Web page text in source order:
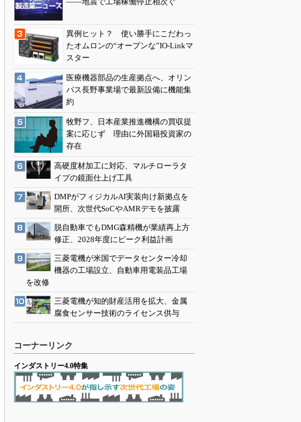
異例ヒット？ 使い勝手にこだわっ
たオムロンの“オープンな”IO-Linkマ
スター
医療機器部品の生産拠点へ、オリン
パス長野事業場で最新設備に機能集
約
牧野フ、日本産業推進機構の買収提
案に応じず 理由に外国籍投資家の
存在
高硬度材加工に対応、マルチローラタ
イプの鏡面仕上げ工具
DMPがフィジカルAI実装向け新拠点を
開所、次世代SoCやAMRデモを披露
脱自動車でもDMG森精機が業績再上方
修正、2028年度にピーク利益計画
三菱電機が米国でデータセンター冷却
機器の工場設立、自動車用電装品工場
を改修
三菱電機が知的財産活用を拡大、金属
腐食センサー技術のライセンス供与
コーナーリンク
インダストリー4.0特集